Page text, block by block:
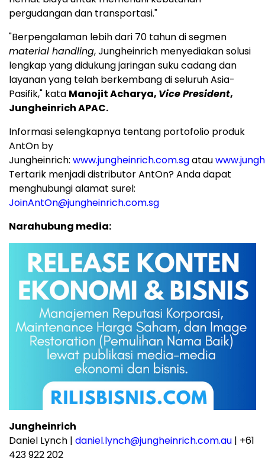
pergudangan dan transportasi."
"Berpengalaman lebih dari 70 tahun di segmen
material handling, Jungheinrich menyediakan solusi
lengkap yang didukung jaringan suku cadang dan
layanan yang telah berkembang di seluruh Asia-
Pasifik," kata Manojit Acharya, Vice President,
Jungheinrich APAC.
Informasi selengkapnya tentang portofolio produk
AntOn by
Jungheinrich: www.jungheinrich.com.sgatau
Tertarik menjadi distributor AntOn? Anda dapat
menghubungi alamat surel:
JoinAntOn@jungheinrich.com.sg
Narahubung media:
Jungheinrich
Daniel Lynch | daniel.lynch@jungheinrich.com.au | +61
423 922 202